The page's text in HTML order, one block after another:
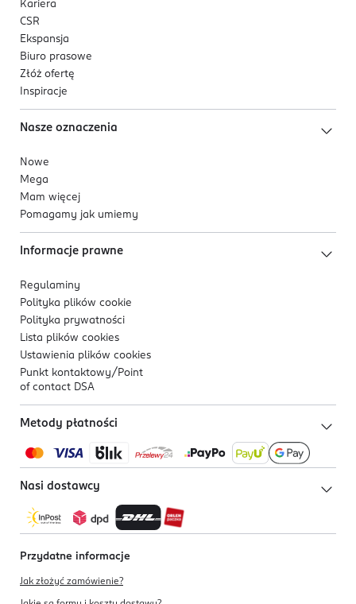
Kariera
CSR
Ekspansja
Biuro prasowe
Złóż ofertę
Inspiracje
Nasze oznaczenia
Nowe
Mega
Mam więcej
Pomagamy jak umiemy
Informacje prawne
Regulaminy
Polityka plików cookie
Polityka prywatności
Lista plików cookies
Ustawienia plików cookies
Punkt kontaktowy/ Point
of contact DSA
Metody płatności
Nasi dostawcy
Przydatne informacje
Jak złożyć zamówienie?